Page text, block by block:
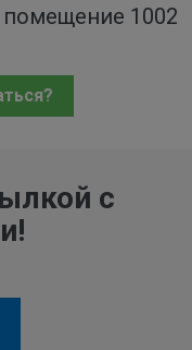
помещение 1002
с